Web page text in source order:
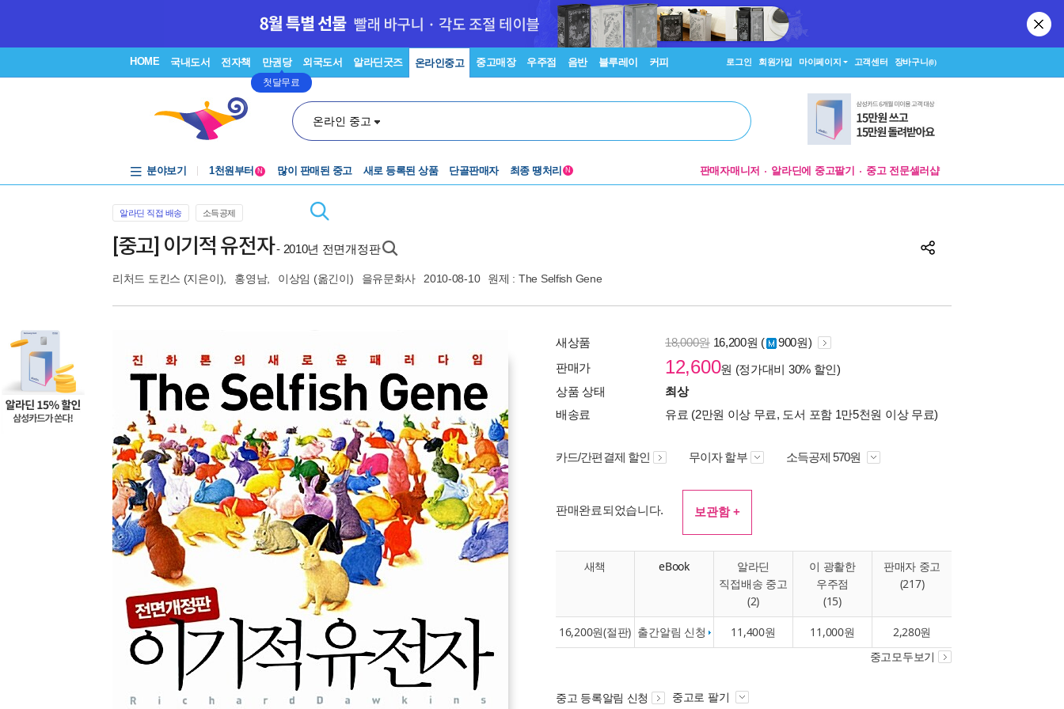
HOME 국내도서 전자책 만권당
첫달무료
외국도서 알라딘굿즈 온라인중고 중고매장 우주점 음반 블루레이 커피 로그인 회원가입 마이페이지 고객센터 장바구니(0)
온라인 중고
분야보기
중고음반
중고음반
N 많이 판매된 중고 새로 등록된 상품 단골판매자 최종 땡처리 N 판매자매니저 알라딘에 중고팔기 중고 전문셀러샵
알라딘 직접 배송 소득공제
[중고] 이기적 유전자- 2010년 전면개정판
리처드 도킨스 (지은이), 홍영남, 이상임 (옮긴이) 을유문화사 2010-08-10 원제 : The Selfish Gene
새상품 18,000원16,200원 (
900원)
판매가
12,600원 (정가대비 30%할인)
상품 상태
최상
배송료
유료 (2만원 이상 무료, 도서 포함 1만5천원 이상 무료)
카드/간편결제 할인 무이자 할부 소득공제 570원
판매완료되었습니다. 보관함 +
새책 eBook
알라딘
직접배송 중고
(2)
이 광활한
우주점
(15)
판매자 중고
(217)
16,200원(절판) 출간알림 신청 11,400원 11,000원 2,280원
중고모두보기
중고 등록알림 신청 중고로 팔기